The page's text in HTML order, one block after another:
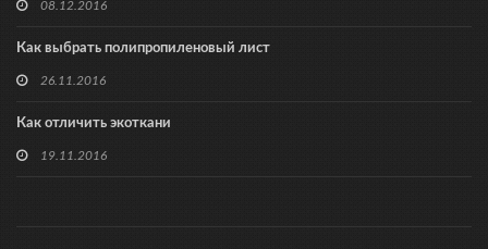
08.12.2016
Как выбрать полипропиленовый лист
26.11.2016
Как отличить экоткани
19.11.2016